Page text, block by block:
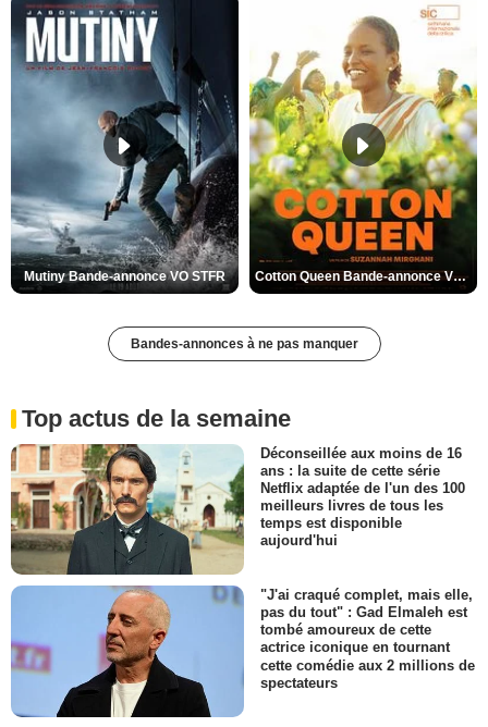
Mutiny Bande-annonce VO STFR Cotton Queen Bande-annonce VO STFR
Bandes-annonces à ne pas manquer
Top actus de la semaine
Déconseillée aux moins de 16
ans : la suite de cette série
Netflix adaptée de l'un des 100
meilleurs livres de tous les
temps est disponible
aujourd'hui
"J'ai craqué complet, mais elle,
pas du tout" : Gad Elmaleh est
tombé amoureux de cette
actrice iconique en tournant
cette comédie aux 2 millions de
spectateurs